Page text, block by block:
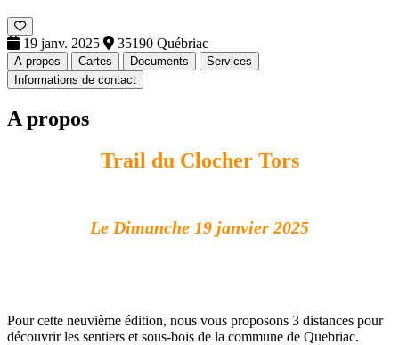
19 janv. 2025 35190 Québriac
A propos Cartes Documents
Services
Informations de contact
A propos
Trail du Clocher Tors
Le Dimanche 19 janvier 2025
Pour cette neuvième édition, nous vous proposons 3 distances pour
découvrir les sentiers et sous-bois de la commune de Quebriac.